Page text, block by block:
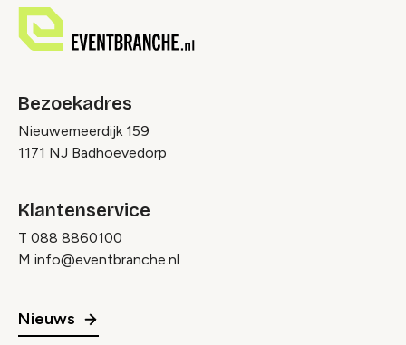
Bezoekadres
Nieuwemeerdijk 159
1171 NJ Badhoevedorp
Klantenservice
T 088 8860100
M info@eventbranche.nl
Nieuws